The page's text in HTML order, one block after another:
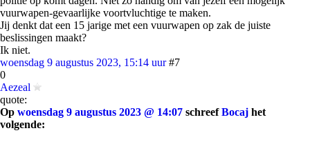
vuurwapen-gevaarlijke voortvluchtige te maken.
Jij denkt dat een 15 jarige met een vuurwapen op zak de juiste
beslissingen maakt?
Ik niet.
woensdag 9 augustus 2023, 15:14 uur #7
0
Aezeal
quote:
Op woensdag 9 augustus 2023 @ 14:07 schreefBocaj het
volgende: